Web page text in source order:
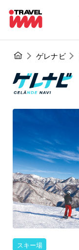
ゲレナビ
スキー場